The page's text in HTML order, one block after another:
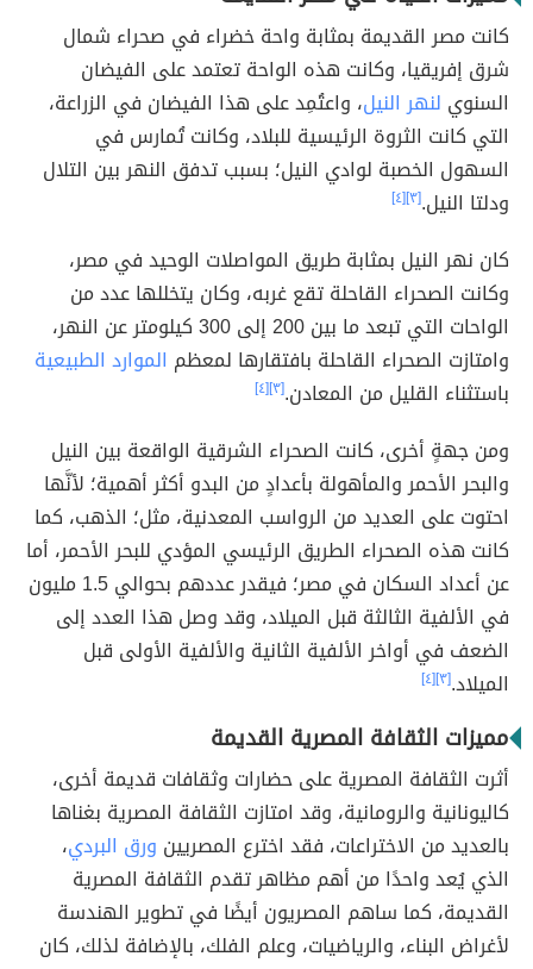
كانت مصر القديمة بمثابة واحة خضراء في صحراء شمال
شرق إفريقيا، وكانت هذه الواحة تعتمد على الفيضان
السنوي لنهر النيل، واعتُمِد على هذا الفيضان في الزراعة،
التي كانت الثروة الرئيسية للبلاد، وكانت تُمارس في
السهول الخصبة لوادي النيل؛ بسبب تدفق النهر بين التلال
ودلتا النيل.[٣] [٤]
كان نهر النيل بمثابة طريق المواصلات الوحيد في مصر،
وكانت الصحراء القاحلة تقع غربه، وكان يتخللها عدد من
الواحات التي تبعد ما بين 200 إلى 300 كيلومتر عن النهر،
وامتازت الصحراء القاحلة بافتقارها لمعظم الموارد الطبيعية
باستثناء القليل من المعادن.[٣] [٤]
ومن جهةٍ أخرى، كانت الصحراء الشرقية الواقعة بين النيل
والبحر الأحمر والمأهولة بأعدادٍ من البدو أكثر أهمية؛ لأنَّها
احتوت على العديد من الرواسب المعدنية، مثل؛ الذهب، كما
كانت هذه الصحراء الطريق الرئيسي المؤدي للبحر الأحمر، أما
عن أعداد السكان في مصر؛ فيقدر عددهم بحوالي 1.5 مليون
في الألفية الثالثة قبل الميلاد، وقد وصل هذا العدد إلى
الضعف في أواخر الألفية الثانية والألفية الأولى قبل
الميلاد.[٣] [٤]
مميزات الثقافة المصرية القديمة
أثرت الثقافة المصرية على حضارات وثقافات قديمة أخرى،
كاليونانية والرومانية، وقد امتازت الثقافة المصرية بغناها
بالعديد من الاختراعات، فقد اخترع المصريين ورق البردي،
الذي يُعد واحدًا من أهم مظاهر تقدم الثقافة المصرية
القديمة، كما ساهم المصريون أيضًا في تطوير الهندسة
لأغراض البناء، والرياضيات، وعلم الفلك، بالإضافة لذلك، كان